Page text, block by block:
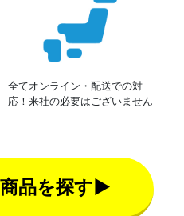
全てオンライン・配送での対
応！来社の必要はございません
品を探す▶